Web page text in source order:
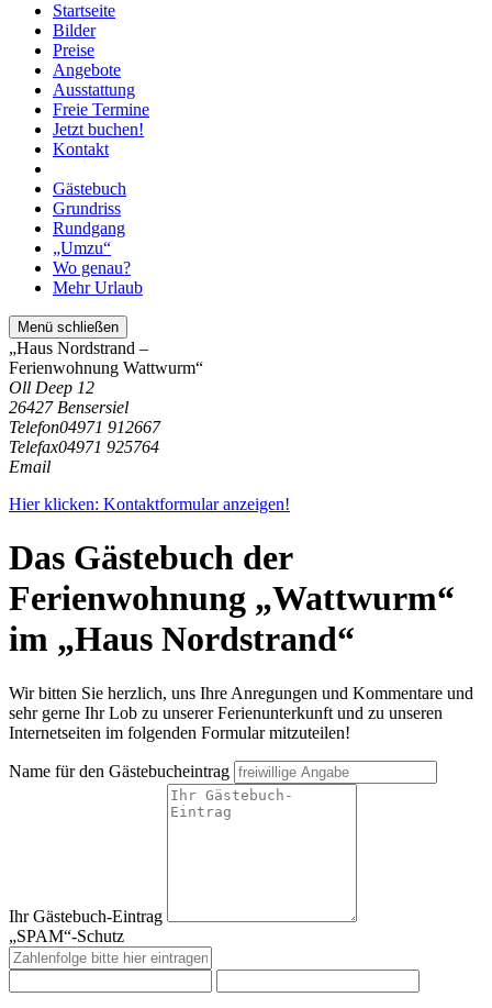
Startseite
Bilder
Preise
Angebote
Ausstattung
Freie Termine
Jetzt buchen!
Kontakt
Gästebuch
Grundriss
Rundgang
„Umzu“
Wo genau?
Mehr Urlaub
Menü schließen
„Haus Nordstrand –
Ferienwohnung Wattwurm“
Oll Deep 12
26427 Bensersiel
Telefon04971 912667
Telefax04971 925764
Email
Hier klicken: Kontaktformular anzeigen!
Das Gästebuch der
Ferienwohnung „Wattwurm“
im „Haus Nordstrand“
Wir bitten Sie herzlich, uns Ihre Anregungen und Kommentare und
sehr gerne Ihr Lob zu unserer Ferienunterkunft und zu unseren
Internetseiten im folgenden Formular mitzuteilen!
Name für den Gästebucheintrag
Ihr Gästebuch-Eintrag
„SPAM“-Schutz